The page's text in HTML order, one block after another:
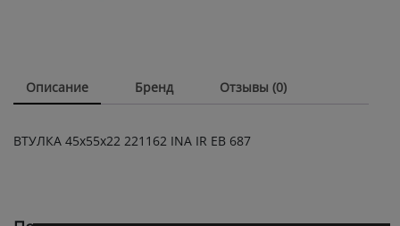
Описание Бренд Отзывы (0)
ВТУЛКА 45х55х22 221162 INA IR ЕВ 687